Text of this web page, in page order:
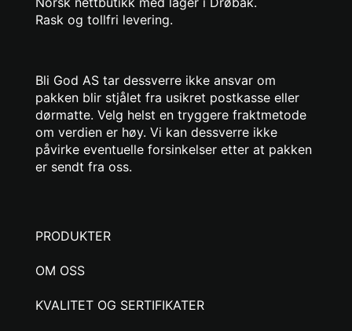
Rask og tollfri levering.
Bli God AS tar dessverre ikke ansvar om
pakken blir stjålet fra usikret postkasse eller
dørmatte. Velg helst en tryggere fraktmetode
om verdien er høy. Vi kan dessverre ikke
påvirke eventuelle forsinkelser etter at pakken
er sendt fra oss.
PRODUKTER
OM OSS
KVALITET OG SERTIFIKATER